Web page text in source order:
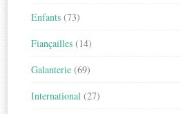
Enfants (73)
Fiançailles (14)
Galanterie (69)
International (27)